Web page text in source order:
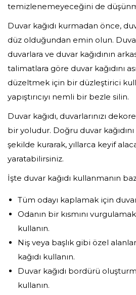
temizlenemeyeceğini de
Duvar kağıdı kurmadan önce,
düz olduğundan emin olun. Duvar
duvarlara ve duvar kağıdının
talimatlara göre duvar kağıdını
düzeltmek için bir düzleştirici
yapıştırıcıyı nemli bir bezle silin.
Duvar kağıdı, duvarlarınızı
bir yoludur. Doğru duvar
şekilde kurarak, yıllarca keyif
yaratabilirsiniz.
İşte duvar kağıdı kullanmanın
Tüm odayı kaplamak için duvar
Odanın bir kısmını
kullanın.
Niş veya başlık gibi özel
kağıdı kullanın.
Duvar kağıdı bordürü
kullanın.